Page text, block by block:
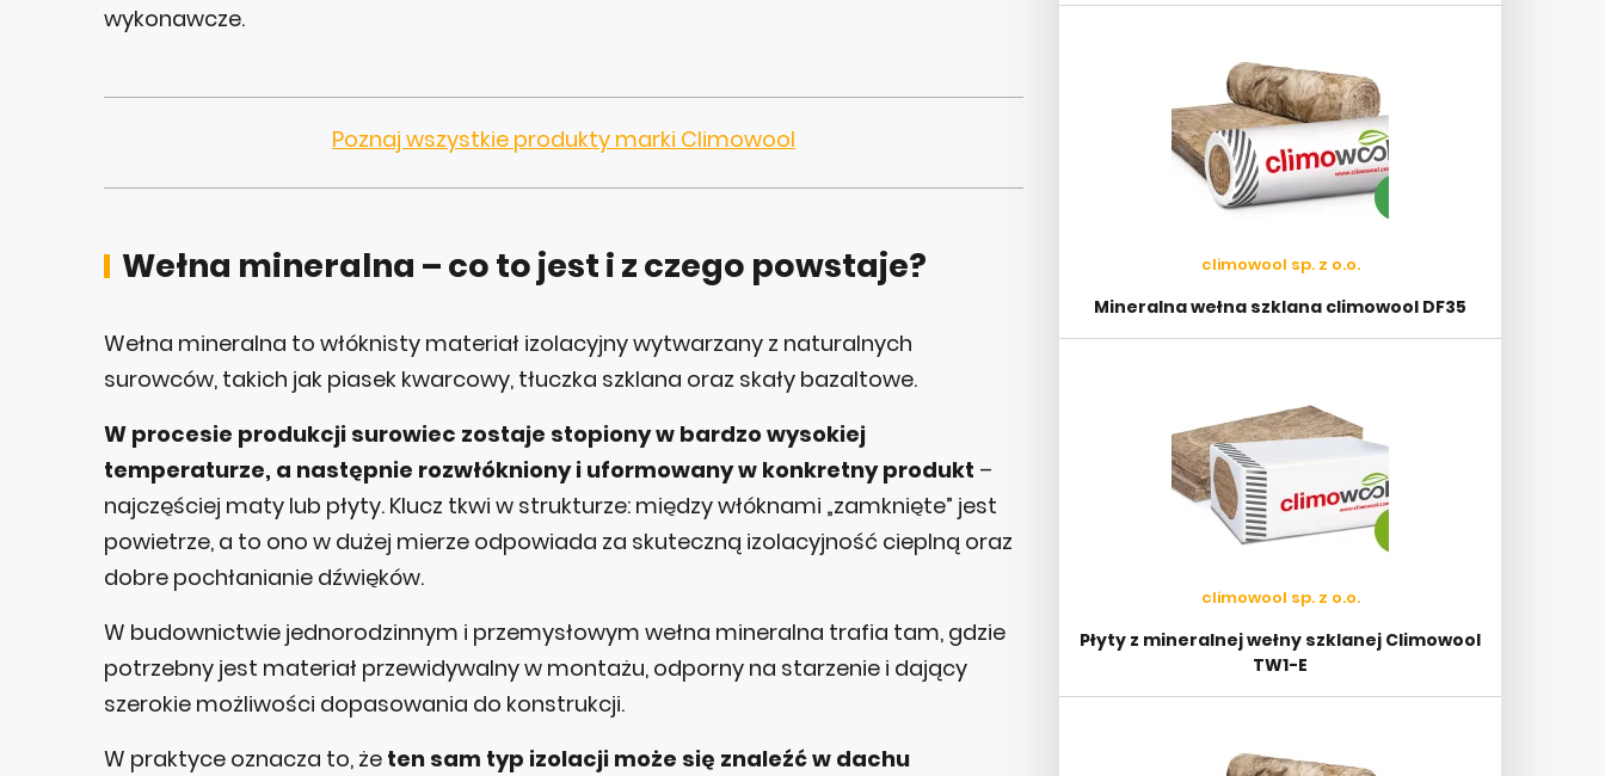
wykonawcze.
Poznaj wszystkie produkty marki Climowool
Wełna mineralna – co to jest i z czego powstaje?
Wełna mineralna to włóknisty materiał izolacyjny wytwarzany z naturalnych
surowców, takich jak piasek kwarcowy, tłuczka szklana oraz skały bazaltowe.
W procesie produkcji surowiec zostaje stopiony w bardzo wysokiej
temperaturze, a następnie rozwłókniony i uformowany w konkretny produkt –
najczęściej maty lub płyty. Klucz tkwi w strukturze: między włóknami „zamknięte” jest
powietrze, a to ono w dużej mierze odpowiada za skuteczną izolacyjność cieplną oraz
dobre pochłanianie dźwięków.
W budownictwie jednorodzinnym i przemysłowym wełna mineralna trafia tam, gdzie
potrzebny jest materiał przewidywalny w montażu, odporny na starzenie i dający
szerokie możliwości dopasowania do konstrukcji.
W praktyce oznacza to, że ten sam typ izolacji może się znaleźć w dachu
climowool sp. z o.o.
Mineralna wełna szklana climowool DF35
climowool sp. z o.o.
Płyty z mineralnej wełny szklanej Climowool
TW1-E